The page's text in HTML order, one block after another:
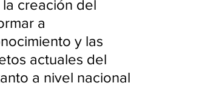
creación del
a
y las
actuales del
a nivel nacional